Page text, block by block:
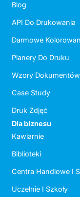
Blog
API Do Drukowania
Darmowe
Planery Do Druku
Wzory Dokumentów
Case Study
Druk Zdjęć
Dla biznesu
Kawiarnie
Biblioteki
Centra Handlowe I
Uczelnie I Szkoły